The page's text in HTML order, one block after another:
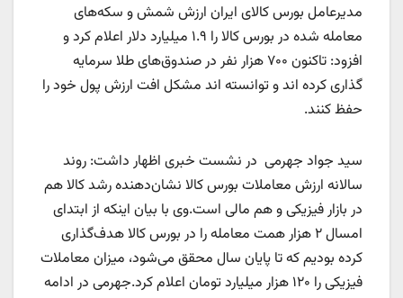
مدیرعامل بورس کالای ایران ارزش شمش و سکه‌های
معامله شده در بورس کالا را ۱.۹ میلیارد دلار اعلام کرد و
افزود: تاکنون ۷۰۰ هزار نفر در صندوق‌های طلا سرمایه
گذاری کرده اند و توانسته اند مشکل افت ارزش پول خود را
حفظ کنند.
سید جواد جهرمی در نشست خبری اظهار داشت: روند
سالانه ارزش معاملات بورس کالا نشان‌دهنده رشد کالا هم
در بازار فیزیکی و هم مالی است.وی با بیان اینکه از ابتدای
امسال ۲ هزار همت معامله را در بورس کالا هدف‌گذاری
کرده بودیم که تا پایان سال محقق می‌شود، میزان معاملات
فیزیکی را ۱۲۰ هزار میلیارد تومان اعلام کرد.جهرمی در ادامه